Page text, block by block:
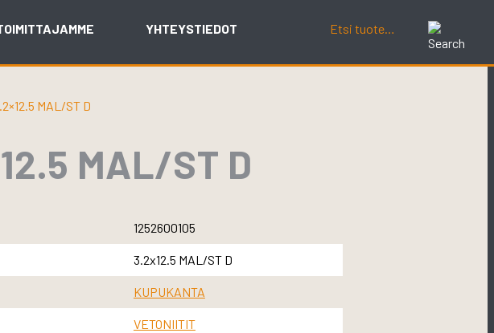
YHTEYSTIEDOT
MAL/ST D
MAL/ST D
1252600105
3.2x12.5 MAL/ST D
KUPUKANTA
VETONIITIT